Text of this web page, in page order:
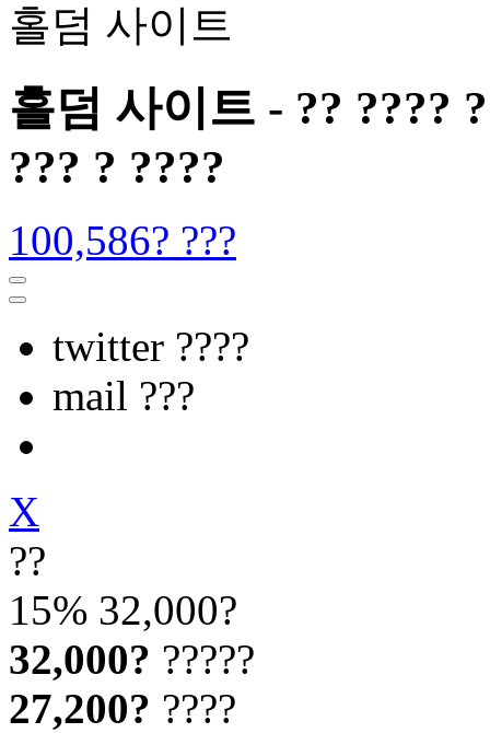
홀덤 사이트
홀덤 사이트 - ?? ????
??? ? ????
100,586? ???
twitter ????
mail ???
X
??
15% 32,000?
32,000? ?????
27,200? ????